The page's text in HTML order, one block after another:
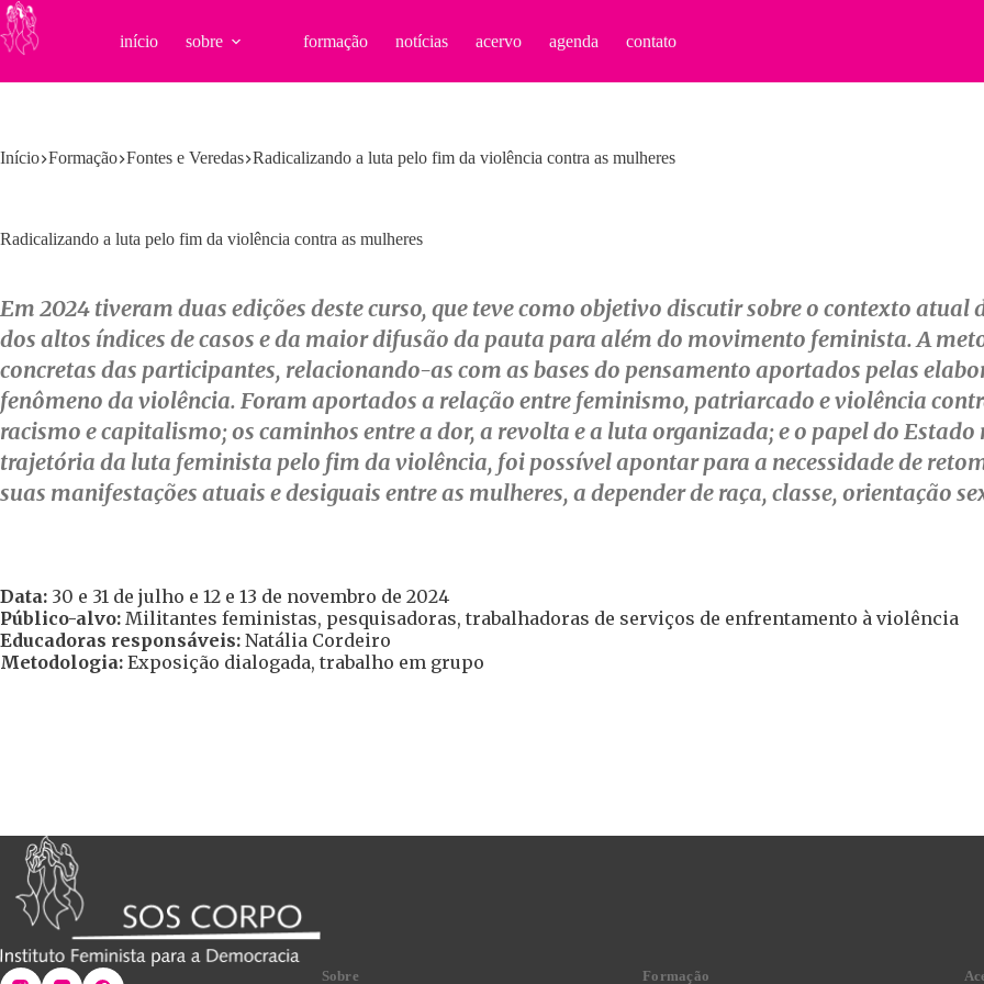
Pular
para
o
início sobre formação notícias acervo agenda contato
Início Formação Fontes e Veredas Radicalizando a luta pelo fim da violência contra as mulheres
Radicalizando a luta pelo fim da violência contra as mulheres
Em 2024 tiveram duas edições deste curso, que teve como objetivo discutir sobre o contexto
dos altos índices de casos e da maior difusão da pauta para além do movimento feminista. A
concretas das participantes, relacionando-as com as bases do pensamento aportados pelas
fenômeno da violência. Foram aportados a relação entre feminismo, patriarcado e violência
racismo e capitalismo; os caminhos entre a dor, a revolta e a luta organizada; e o papel do
trajetória da luta feminista pelo fim da violência, foi possível apontar para a necessidade de
suas manifestações atuais e desiguais entre as mulheres, a depender de raça, classe, orientação
Data: 30 e 31 de julho e 12 e 13 de novembro de 2024
Público-alvo: Militantes feministas, pesquisadoras, trabalhadoras de serviços de enfrentamento à violência
Educadoras responsáveis: Natália Cordeiro
Metodologia: Exposição dialogada, trabalho em grupo
Sobre Formação